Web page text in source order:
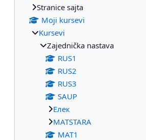
Stranice sajta
Moji kursevi
Kursevi
Zajednička nastava
RUS1
RUS2
RUS3
SAUP
Eлек
МАТSTARA
МАТ1